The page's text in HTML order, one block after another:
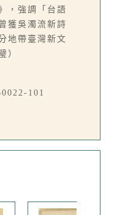
，強調「台語
獲吳濁流新詩
地帶臺灣新文
）
101